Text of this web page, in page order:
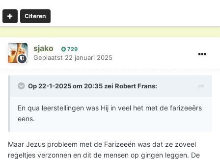
Citeren
sjako 729
Geplaatst 22 januari 2025
Op 22-1-2025 om 20:35 zei Robert Frans:
En qua leerstellingen was Hij in veel het met de farizeeërs
eens.
Maar Jezus probleem met de Farizeeën was dat ze zoveel
regeltjes verzonnen en dit de mensen op gingen leggen. De